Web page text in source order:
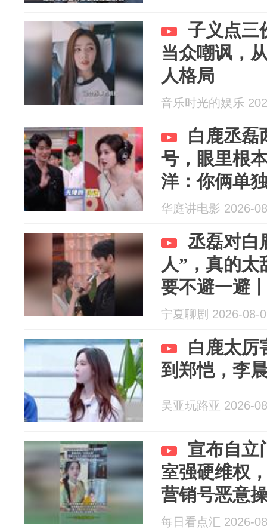
子义点三
当众嘲讽，
人格局
音乐时光的娱乐
白鹿丞磊
号，眼里根
洋：你俩单
六
华庭讲电影 2026-
丞磊对白
人”，真的
要不避一避
宁夏聊剧 2026-08-
白鹿太厉
到郑恺，李
吴亚玩路亚 2026-
宣布自立
室强硬维权
营销号恶意
索。
每日看点汇 2026-